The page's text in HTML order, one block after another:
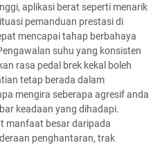
aplikasi berat seperti menarik
pemanduan prestasi di
mencapai tahap berbahaya
suhu yang konsisten
rasa pedal brek kekal boleh
tetap berada dalam
mengira seberapa agresif anda
keadaan yang dihadapi.
manfaat besar daripada
penghantaran, trak